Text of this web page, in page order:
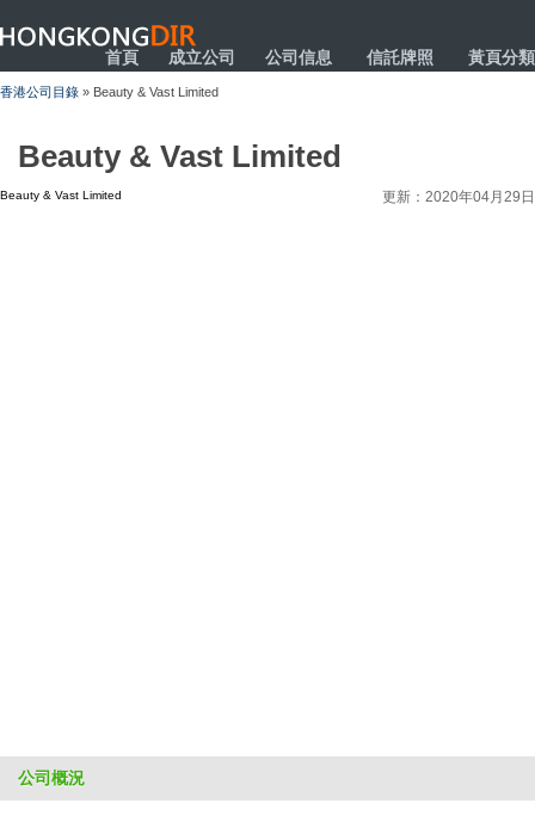
HONGKONGDIR
首頁 成立公司 公司信息 信託牌照 黃頁分類
香港公司目錄 » Beauty & Vast Limited
Beauty & Vast Limited
Beauty & Vast Limited 更新：2020年04月29日
公司概況